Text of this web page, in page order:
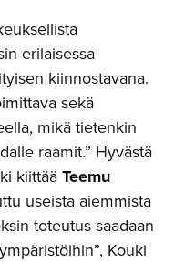
erilaisessa
kiinnostavana.
sekä
mikä tietenkin
raamit.” Hyvästä
kiittääTeemu
useista aiemmista
toteutus saadaan
Kouki